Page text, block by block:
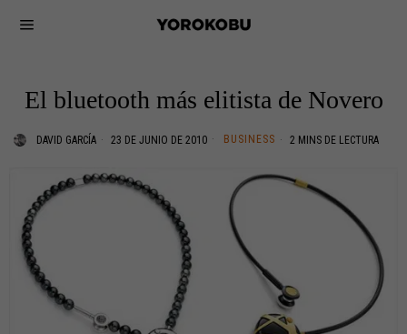
El bluetooth más elitista de Novero
DAVID GARCÍA 23 DE JUNIO DE 2010 BUSINESS 2 MINS DE LECTURA